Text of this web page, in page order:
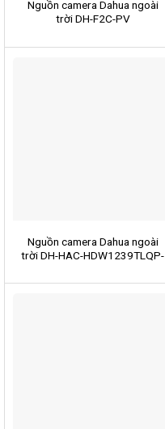
Nguồn camera Dahua ngoài
trời DH-F2C-PV
Nguồn camera Dahua ngoài
trời DH-HAC-HDW1239TLQP-